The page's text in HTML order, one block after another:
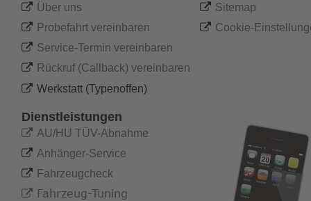
 Über uns
 Probefahrt vereinbaren
 Service-Termin vereinbaren
 Rückruf (Callback) vereinbaren
 Werkstatt (Typenoffen)
Dienstleistungen
 AU/HU TÜV-Abnahme
 Anhänger-Service
 Fahrzeugcheck
 Fahrzeug-Tuning
 Sitemap
 Cookie-